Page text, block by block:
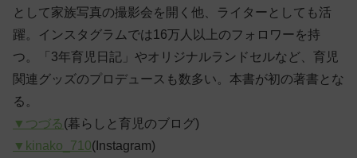
として家族写真の撮影会を開く他、ライターとしても活
躍。インスタグラムでは16万人以上のフォロワーを持
つ。「3年育児日記」やオリジナルランドセルなど、育児
関連グッズのプロデュースも数多い。本書が初の著書とな
る。
▼つづる(暮らしと育児のブログ)
▼kinako_710(Instagram)